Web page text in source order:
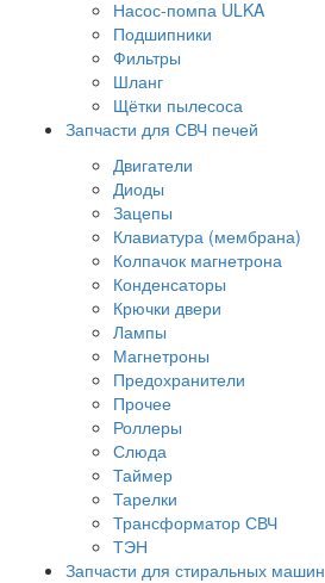
Насос-помпа ULKA
Подшипники
Фильтры
Шланг
Щётки пылесоса
Запчасти для СВЧ печей
Двигатели
Диоды
Зацепы
Клавиатура (мембрана)
Колпачок магнетрона
Конденсаторы
Крючки двери
Лампы
Магнетроны
Предохранители
Прочее
Роллеры
Слюда
Таймер
Тарелки
Трансформатор СВЧ
ТЭН
Запчасти для стиральных машин